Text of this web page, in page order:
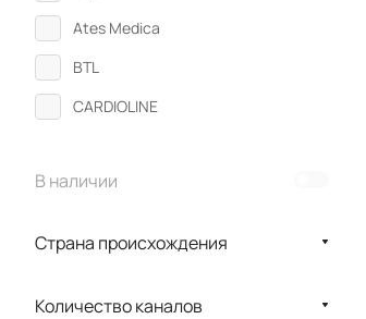
Ates Medica
BTL
CARDIOLINE
CHEST
COMEN
В наличии
Страна происхождения
Количество каналов